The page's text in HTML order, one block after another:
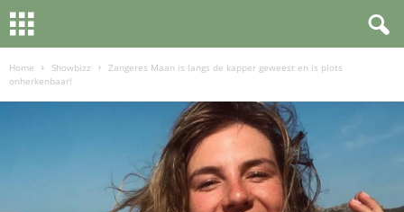
Home Showbizz
Zangeres Maan is langs de kapper geweest en is plots
onherkenbaar!